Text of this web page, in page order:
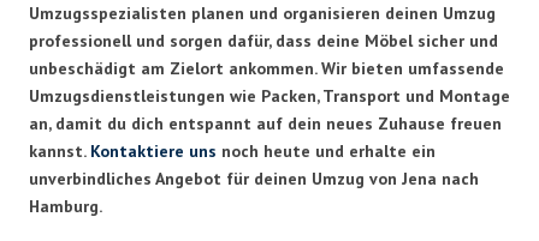
Umzugsspezialisten planen und organisieren deinen Umzug
professionell und sorgen dafür, dass deine Möbel sicher und
unbeschädigt am Zielort ankommen. Wir bieten umfassende
Umzugsdienstleistungen wie Packen, Transport und Montage
an, damit du dich entspannt auf dein neues Zuhause freuen
kannst. Kontaktiere uns noch heute und erhalte ein
unverbindliches Angebot für deinen Umzug von Jena nach
Hamburg.